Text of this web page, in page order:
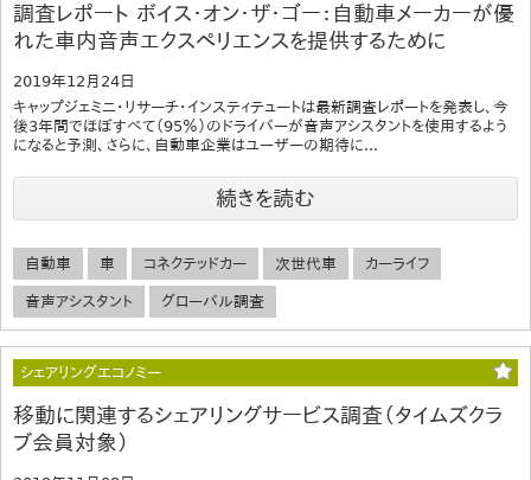
調査レポート ボイス・オン・ザ・ゴー：自動車メーカーが優
れた車内音声エクスペリエンスを提供するために
2019年12月24日
キャップジェミニ・リサーチ・インスティテュートは最新調査レポートを発表し、今
後3年間でほぼすべて（95％）のドライバーが音声アシスタントを使用するよう
になると予測、さらに、自動車企業はユーザーの期待に...
続きを読む
自動車 車 コネクテッドカー 次世代車 カーライフ
音声アシスタント グローバル調査
シェアリングエコノミー
移動に関連するシェアリングサービス調査（タイムズクラ
ブ会員対象）